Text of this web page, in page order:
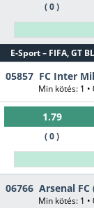
( 0 )
E-Sport – FIFA, GT BL
05857 FC Inter
Min kötés: 1 •
1.79
( 0 )
06766 Arsenal
Min kötés: 1 •